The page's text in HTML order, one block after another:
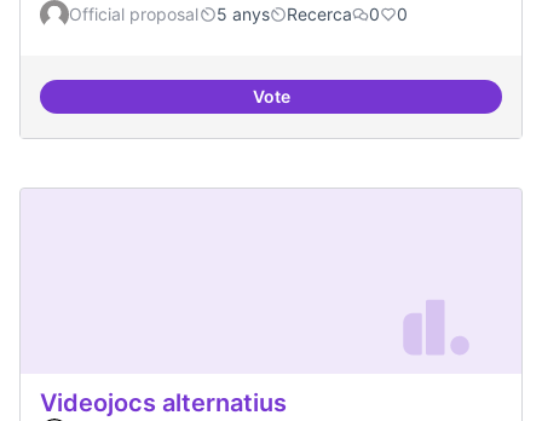
Official proposal 5 anys Recerca 0 0
VoteXarxa internacional d'ateneus -
Videojocs alternatius